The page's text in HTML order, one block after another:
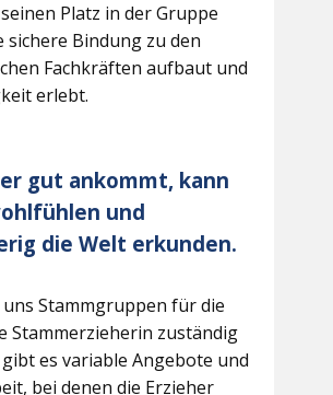
Platz in der Gruppe
sichere Bindung zu den
Fachkräften aufbaut und
erlebt.
gut ankommt, kann
und
die Welt erkunden.
uns Stammgruppen für die
Stammerzieherin zuständig
es variable Angebote und
bei denen die Erzieher